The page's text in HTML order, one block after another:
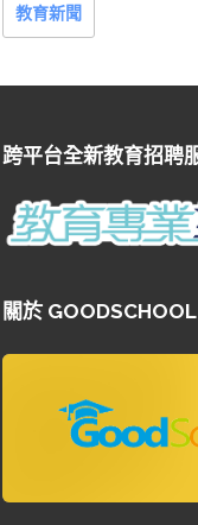
教育新聞
跨平台全新教育招聘
關於